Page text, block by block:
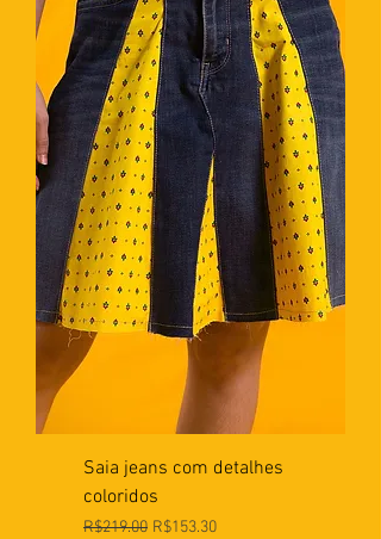
Saia jeans com detalhes
coloridos
Preço normal
R$219.00 Preço promocional
R$153.30